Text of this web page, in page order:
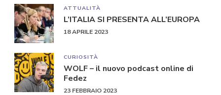
ATTUALITÀ
L’ITALIA SI PRESENTA ALL’EUROPA
18 APRILE 2023
CURIOSITÀ
WOLF – il nuovo podcast online di
Fedez
23 FEBBRAIO 2023